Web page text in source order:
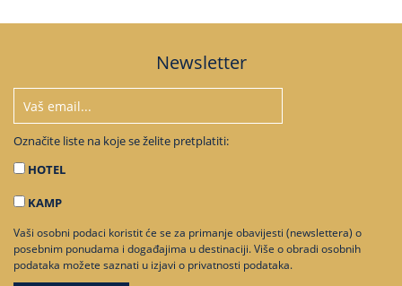
Newsletter
Označite liste na koje se želite pretplatiti:
HOTEL
KAMP
Vaši osobni podaci koristit će se za primanje obavijesti (newslettera) o
posebnim ponudama i događajima u destinaciji. Više o obradi osobnih
podataka možete saznati u izjavi o privatnosti podataka.